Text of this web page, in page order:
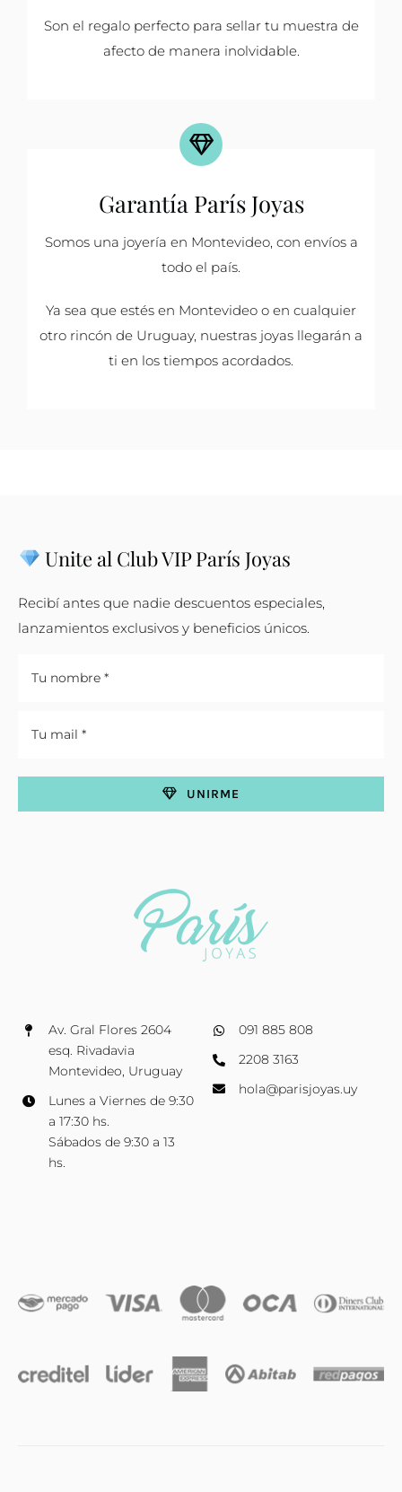
Son el regalo perfecto para sellar tu muestra de
afecto de manera inolvidable.
Garantía París Joyas
Somos una joyería en Montevideo, con envíos a
todo el país.
Ya sea que estés en Montevideo o en cualquier
otro rincón de Uruguay, nuestras joyas llegarán a
ti en los tiempos acordados.
Av. Gral Flores 2604
esq. Rivadavia
Montevideo, Uruguay
Lunes a Viernes de 9:30
a 17:30 hs.
Sábados de 9:30 a 13
hs.
091 885 808
2208 3163
hola@parisjoyas.uy
Unite al Club VIP París Joyas
Recibí antes que nadie descuentos especiales,
lanzamientos exclusivos y beneficios únicos.
UNIRME